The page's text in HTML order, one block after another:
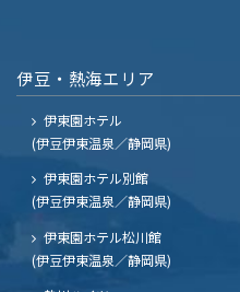
伊豆・熱海エリア
伊東園ホテル
(伊豆伊東温泉／静岡県)
伊東園ホテル別館
(伊豆伊東温泉／静岡県)
伊東園ホテル松川館
(伊豆伊東温泉／静岡県)